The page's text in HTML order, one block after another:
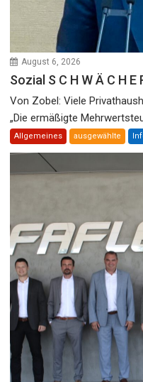
August 6, 2026
Sozial S C H W Ä C H
Von Zobel: Viele
„Die ermäßigte
Allgemeines ausgewählte